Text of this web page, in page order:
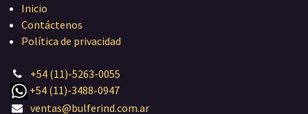
Inicio
Contáctenos
Política de privacidad
+54 (11)-5263-0055
+54 (11)-3488-0947
ventas@bulferind.com.ar